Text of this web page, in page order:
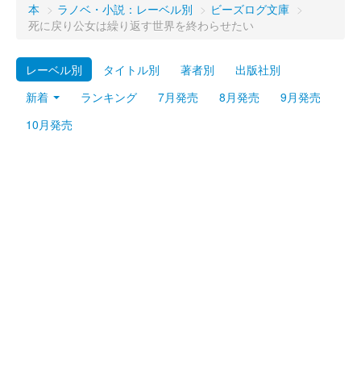
購入管理
Myシェルフ
プレミアム
本 > ラノベ・小説：レーベル別 > ビーズログ文庫 >
死に戻り公女は繰り返す世界を終わらせたい
レーベル別 タイトル別 著者別
出版社別
新着
ランキング 7月発売 8月発売
9月発売
10月発売